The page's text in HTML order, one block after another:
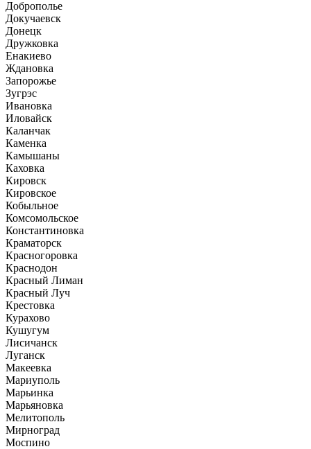
Доброполье
Докучаевск
Донецк
Дружковка
Енакиево
Ждановка
Запорожье
Зугрэс
Ивановка
Иловайск
Каланчак
Каменка
Камышаны
Каховка
Кировск
Кировское
Кобыльное
Комсомольское
Константиновка
Краматорск
Красногоровка
Краснодон
Красный Лиман
Красный Луч
Крестовка
Курахово
Кушугум
Лисичанск
Луганск
Макеевка
Мариуполь
Марьинка
Марьяновка
Мелитополь
Мирноград
Моспино